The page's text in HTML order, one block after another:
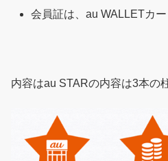
会員証は、au WALLETカー
内容はau STARの内容は3本の